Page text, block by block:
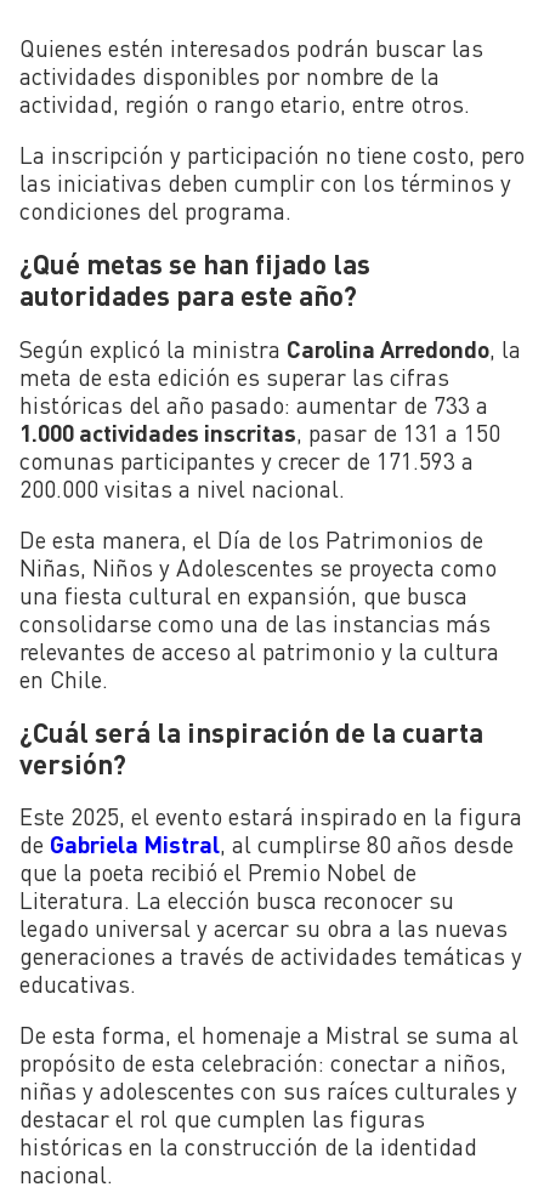
Quienes estén interesados podrán buscar las
actividades disponibles por nombre de la
actividad, región o rango etario, entre otros.
La inscripción y participación no tiene costo, pero
las iniciativas deben cumplir con los términos y
condiciones del programa.
¿Qué metas se han fijado las
autoridades para este año?
Según explicó la ministra Carolina Arredondo , la
meta de esta edición es superar las cifras
históricas del año pasado: aumentar de 733 a
1.000 actividades inscritas , pasar de 131 a 150
comunas participantes y crecer de 171.593 a
200.000 visitas a nivel nacional.
De esta manera, el Día de los Patrimonios de
Niñas, Niños y Adolescentes se proyecta como
una fiesta cultural en expansión, que busca
consolidarse como una de las instancias más
relevantes de acceso al patrimonio y la cultura
en Chile.
¿Cuál será la inspiración de la cuarta
versión?
Este 2025, el evento estará inspirado en la figura
de Gabriela Mistral, al cumplirse 80 años desde
que la poeta recibió el Premio Nobel de
Literatura. La elección busca reconocer su
legado universal y acercar su obra a las nuevas
generaciones a través de actividades temáticas y
educativas.
De esta forma, el homenaje a Mistral se suma al
propósito de esta celebración: conectar a niños,
niñas y adolescentes con sus raíces culturales y
destacar el rol que cumplen las figuras
históricas en la construcción de la identidad
nacional.